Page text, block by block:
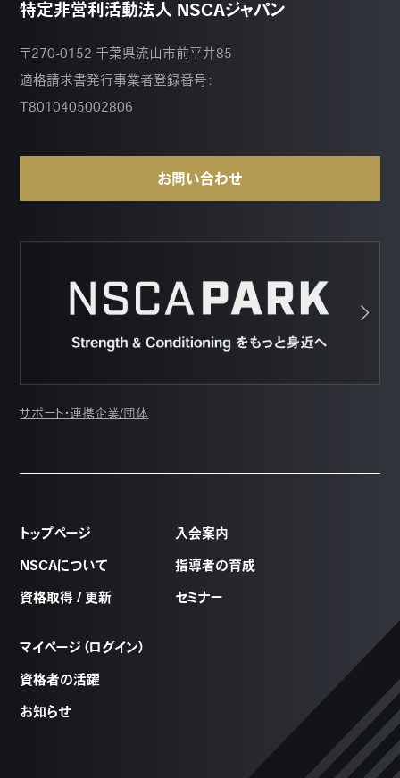
特定非営利活動法人 NSCAジャパン
〒270-0152 千葉県流山市前平井85
適格請求書発行事業者登録番号：
T8010405002806
お問い合わせ
サポート・連携企業/団体
トップページ
NSCAについて
資格取得 / 更新
マイページ（ログイン）
資格者の活躍
お知らせ
入会案内
指導者の育成
セミナー